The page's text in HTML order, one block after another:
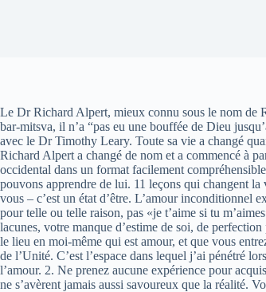
Le Dr Richard Alpert, mieux connu sous le nom de
bar-mitsva, il n’a “pas eu une bouffée de Dieu
avec le Dr Timothy Leary. Toute sa vie a changé
Richard Alpert a changé de nom et a commencé à
occidental dans un format facilement
pouvons apprendre de lui. 11 leçons qui changent
vous – c’est un état d’être. L’amour inconditionnel
pour telle ou telle raison, pas «je t’aime si tu
lacunes, votre manque d’estime de soi, de
le lieu en moi-même qui est amour, et que vous
de l’Unité. C’est l’espace dans lequel j’ai pénétré
l’amour. 2. Ne prenez aucune expérience pour
ne s’avèrent jamais aussi savoureux que la réalité.